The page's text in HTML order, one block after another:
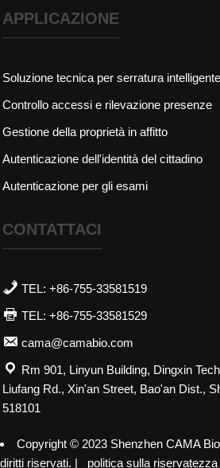
APPLICAZIONE
Soluzione tecnica per serratura intelligente
Controllo accessi e rilevazione presenze
Gestione della proprietà in affitto
Autenticazione dell'identità del cittadino
Autenticazione per gli esami
CONTATTACI
TEL: +86-755-33581519
TEL: +86-755-33581529
cama@camabio.com
Rm 901, Linyun Building, Dingxin
Liufang Rd., Xin'an Street, Bao'an Dist.,
518101
Copyright © 2023 Shenzhen CAMA
diritti riservati. | politica sulla riservatezza